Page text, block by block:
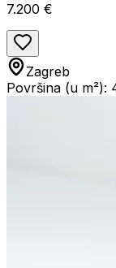
7.200 €
Zagreb
Površina (u m²):